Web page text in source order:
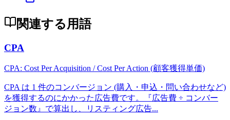
関連する用語
CPA
CPA: Cost Per Acquisition / Cost Per Action (顧客獲得単価)
CPA は 1 件のコンバージョン (購入・申込・問い合わせなど)
を獲得するのにかかった広告費です。『広告費 ÷ コンバー
ジョン数』で算出し、リスティング広告...